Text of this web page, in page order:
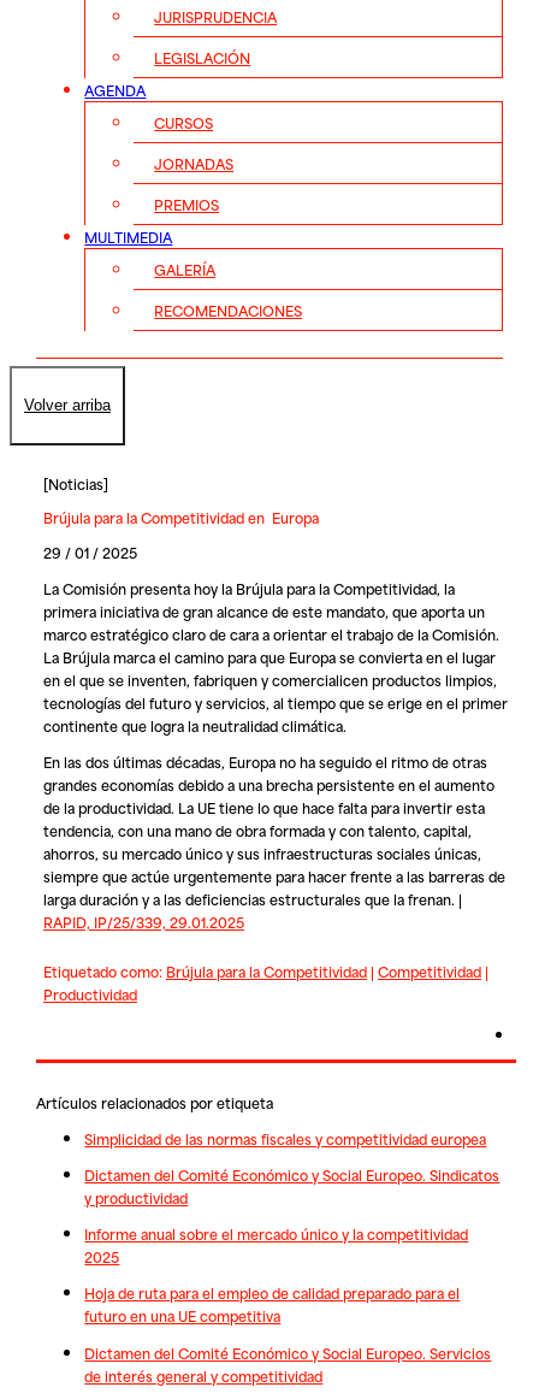
JURISPRUDENCIA
LEGISLACIÓN
AGENDA
CURSOS
JORNADAS
PREMIOS
MULTIMEDIA
GALERÍA
RECOMENDACIONES
Volver arriba
[Noticias]
Brújula para la Competitividad en Europa
29 / 01 / 2025
La Comisión presenta hoy la Brújula para la Competitividad, la
primera iniciativa de gran alcance de este mandato, que aporta un
marco estratégico claro de cara a orientar el trabajo de la Comisión.
La Brújula marca el camino para que Europa se convierta en el lugar
en el que se inventen, fabriquen y comercialicen productos limpios,
tecnologías del futuro y servicios, al tiempo que se erige en el primer
continente que logra la neutralidad climática.
En las dos últimas décadas, Europa no ha seguido el ritmo de otras
grandes economías debido a una brecha persistente en el aumento
de la productividad. La UE tiene lo que hace falta para invertir esta
tendencia, con una mano de obra formada y con talento, capital,
ahorros, su mercado único y sus infraestructuras sociales únicas,
siempre que actúe urgentemente para hacer frente a las barreras de
larga duración y a las deficiencias estructurales que la frenan. |
RAPID, IP/25/339, 29.01.2025
Etiquetado como: Brújula para la Competitividad| Competitividad|
Productividad
Artículos relacionados por etiqueta
Simplicidad de las normas fiscales y competitividad europea
Dictamen del Comité Económico y Social Europeo. Sindicatos
y productividad
Informe anual sobre el mercado único y la competitividad
2025
Hoja de ruta para el empleo de calidad preparado para el
futuro en una UE competitiva
Dictamen del Comité Económico y Social Europeo. Servicios
de interés general y competitividad